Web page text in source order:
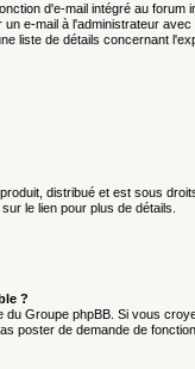
d'e-mail intégré au
e-mail à l'administrateur
liste de détails concernant
distribué et est sous
le lien pour plus de détails.
?
Groupe phpBB. Si vous
poster de demande de